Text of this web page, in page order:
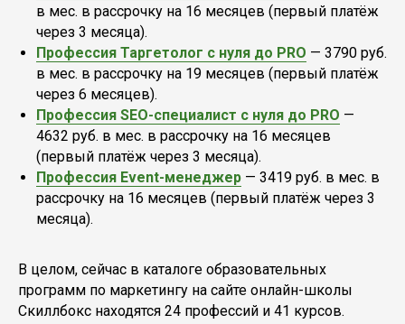
в мес. в рассрочку на 16 месяцев (первый платёж
через 3 месяца).
Профессия Таргетолог с нуля до PRO — 3790 руб.
в мес. в рассрочку на 19 месяцев (первый платёж
через 6 месяцев).
Профессия SEO-специалист с нуля до PRO —
4632 руб. в мес. в рассрочку на 16 месяцев
(первый платёж через 3 месяца).
Профессия Event-менеджер — 3419 руб. в мес. в
рассрочку на 16 месяцев (первый платёж через 3
месяца).
В целом, сейчас в каталоге образовательных
программ по маркетингу на сайте онлайн-школы
Скиллбокс находятся 24 профессий и 41 курсов.